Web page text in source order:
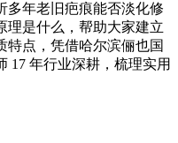
多年老旧疤痕能否淡化修
理是什么，帮助大家建立
特点，凭借哈尔滨俪也国
17 年行业深耕，梳理实用